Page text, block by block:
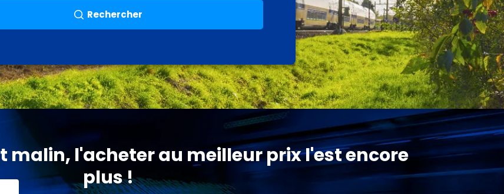
Rechercher
malin, l'acheter au meilleur prix l'est encore
plus !